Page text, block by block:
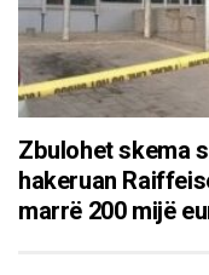
Zbulohet skema
hakeruan
marrë 200 mijë